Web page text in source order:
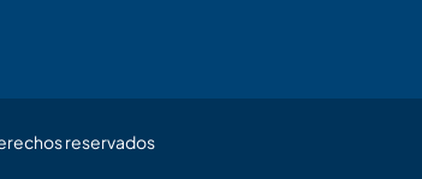
reservados